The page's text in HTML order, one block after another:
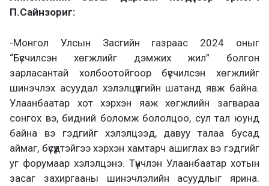
П.Сайнзориг:
-Монгол Улсын Засгийн газраас 2024 оныг
“Бүсчилсэн хөгжлийг дэмжих жил” болгон
зарласантай холбоотойгоор бүсчилсэн хөгжлийг
шинэчлэх асуудал хэлэлцүүлгийн шатанд явж байна.
Улаанбаатар хот хэрхэн яаж хөгжлийн загвараа
сонгох вэ, бидний боломж бололцоо, сул тал юунд
байна вэ гэдгийг хэлэлцээд, давуу талаа бусад
аймаг, бүсүүдтэйгээ хэрхэн хамтарч ашиглах вэ гэдгийг
уг форумаар хэлэлцэнэ. Түүнчлэн Улаанбаатар хотын
засаг захиргааны шинэчлэлийн асуудлыг ярина.